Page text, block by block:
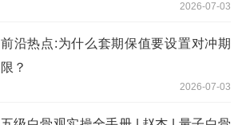
2026-07-03
前沿热点:为什么套期保值要设置对冲期
限？
2026-07-03